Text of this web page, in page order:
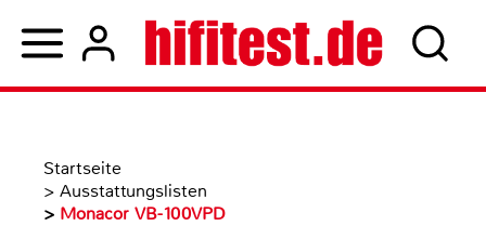
Startseite
> Ausstattungslisten
> Monacor VB-100VPD